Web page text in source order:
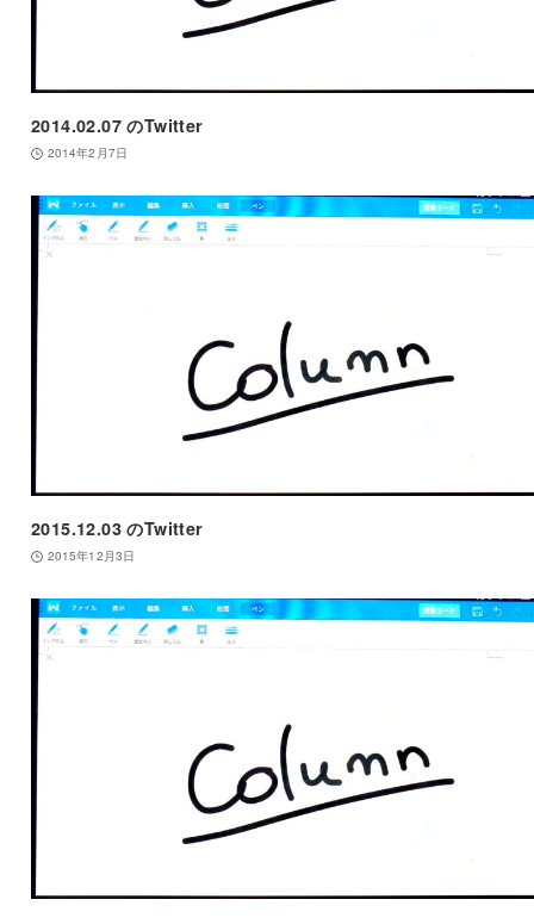
2014.02.07 のTwitter
2014年2月7日
2015.12.03 のTwitter
2015年12月3日